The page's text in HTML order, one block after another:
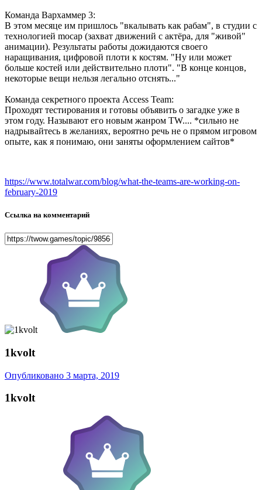
Команда Вархаммер 3:
В этом месяце им пришлось "вкалывать как рабам", в студии с
технологией mocap (захват движений с актёра, для "живой"
анимации). Результаты работы дожидаются своего
наращивания, цифровой плоти к костям. "Ну или может
больше костей или действительно плоти". "В конце концов,
некоторые вещи нельзя легально отснять..."
Команда секретного проекта Access Team:
Проходят тестирования и готовы объявить о загадке уже в
этом году. Называют его новым жанром TW.... *сильно не
надрывайтесь в желаниях, вероятно речь не о прямом игровом
опыте, как я понимаю, они заняты оформлением сайтов*
https://www.totalwar.com/blog/what-the-teams-are-working-on-
february-2019
Ссылка на комментарий
1kvolt
Опубликовано 3 марта, 2019
1kvolt